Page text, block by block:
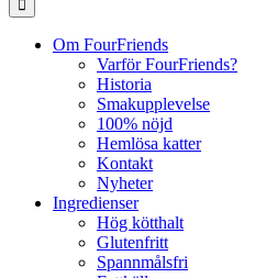
Om FourFriends
Varför FourFriends?
Historia
Smakupplevelse
100% nöjd
Hemlösa katter
Kontakt
Nyheter
Ingredienser
Hög kötthalt
Glutenfritt
Spannmålsfri